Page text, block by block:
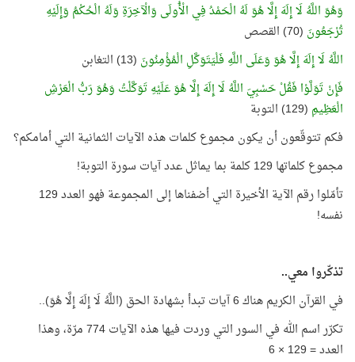
وَهُوَ اللَّهُ لَا إِلَهَ إِلَّا هُوَ لَهُ الْحَمْدُ فِي الْأُولَى وَالْآخِرَةِ وَلَهُ الْحُكْمُ وَإِلَيْهِ
تُرْجَعُونَ (70) القصص
اللَّهُ لَا إِلَهَ إِلَّا هُوَ وَعَلَى اللَّهِ فَلْيَتَوَكَّلِ الْمُؤْمِنُونَ (13) التغابن
فَإِنْ تَوَلَّوْا فَقُلْ حَسْبِيَ اللَّهُ لَا إِلَهَ إِلَّا هُوَ عَلَيْهِ تَوَكَّلْتُ وَهُوَ رَبُّ الْعَرْشِ
الْعَظِيمِ (129) التوبة
فكم تتوقّعون أن يكون مجموع كلمات هذه الآيات الثمانية التي أمامكم؟
مجموع كلماتها 129 كلمة بما يماثل عدد آيات سورة التوبة!
تأمّلوا رقم الآية الأخيرة التي أضفناها إلى المجموعة فهو العدد 129
نفسه!
تذكّروا معي..
في القرآن الكريم هناك 6 آيات تبدأ بشهادة الحق (اللَّهُ لَا إِلَهَ إِلَّا هُوَ)..
تكرّر اسم الله في السور التي وردت فيها هذه الآيات 774 مرّة، وهذا
العدد = 129 × 6